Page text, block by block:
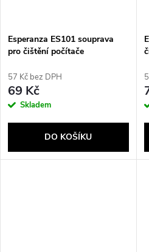
Esperanza ES101 souprava
pro čištění počítače
čištění zařízení 100 ml
57 Kč bez DPH
69 Kč
Skladem
DO KOŠÍKU